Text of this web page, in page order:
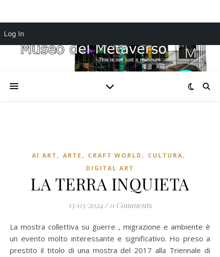
Log In
AI ART , ARTE , CRAFT WORLD , CULTURA,
DIGITAL ART
LA TERRA INQUIETA
15/03/2024 / 0 Comments
La mostra collettiva su guerre , migrazione e ambiente è
un evento molto interessante e significativo. Ho preso a
prestito il titolo di una mostra del 2017 alla Triennale di